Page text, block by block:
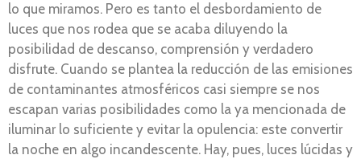
lo que miramos. Pero es tanto el desbordamiento de
luces que nos rodea que se acaba diluyendo la
posibilidad de descanso, comprensión y verdadero
disfrute. Cuando se plantea la reducción de las emisiones
de contaminantes atmosféricos casi siempre se nos
escapan varias posibilidades como la ya mencionada de
iluminar lo suficiente y evitar la opulencia: este convertir
la noche en algo incandescente. Hay, pues, luces lúcidas y